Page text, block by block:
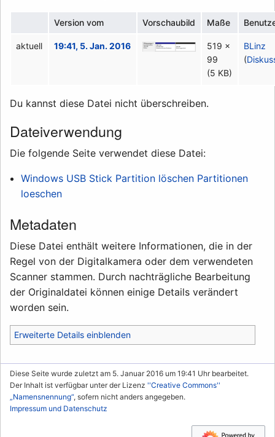
Version vom Vorschaubild Maße
aktuell 19:41, 5. Jan. 2016
519 ×
99
(5 KB)
BLinz
(
Du kannst diese Datei nicht überschreiben.
Dateiverwendung
Die folgende Seite verwendet diese Datei:
Windows USB Stick Partition löschen Partitionen
loeschen
Metadaten
Diese Datei enthält weitere Informationen, die in der
Regel von der Digitalkamera oder dem verwendeten
Scanner stammen. Durch nachträgliche Bearbeitung
der Originaldatei können einige Details verändert
worden sein.
Erweiterte Details einblenden
Diese Seite wurde zuletzt am 5. Januar 2016 um 19:41 Uhr bearbeitet.
Der Inhalt ist verfügbar unter der Lizenz ''Creative Commons''
„Namensnennung“, sofern nicht anders angegeben.
Impressum und Datenschutz